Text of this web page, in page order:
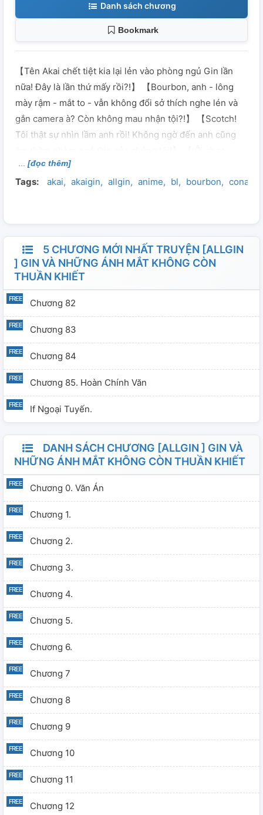
Danh sách chương
Bookmark
【Tên Akai chết tiệt kia lại lẻn vào phòng ngủ Gin lần
nữa! Đây là lần thứ mấy rồi?!】 【Bourbon, anh - lông
mày rậm - mắt to - vẫn không đổi sở thích nghe lén và
gắn camera à? Còn không mau nhận tội?!】 【Scotch!
Tôi thật sự nhìn lầm anh rồi! Không ngờ đến anh cũng
Fanclub của Gin mừng như điên! Tuy Gin-chan nhà ta
mạnh mẽ, công khí bùng nổ, nhưng ai mà chẳng muốn
[đọc thêm]
Tags: akai akaigin allgin anime bl bourbon conan
5 CHƯƠNG MỚI NHẤT TRUYỆN [ALLGIN
] GIN VÀ NHỮNG ÁNH MẮT KHÔNG CÒN
THUẦN KHIẾT
Chương 82
Chương 83
Chương 84
Chương 85. Hoàn Chính Văn
If Ngoại Tuyến.
DANH SÁCH CHƯƠNG [ALLGIN ] GIN VÀ
NHỮNG ÁNH MẮT KHÔNG CÒN THUẦN KHIẾT
Chương 0. Văn Án
Chương 1.
Chương 2.
Chương 3.
Chương 4.
Chương 5.
Chương 6.
Chương 7
Chương 8
Chương 9
Chương 10
Chương 11
Chương 12